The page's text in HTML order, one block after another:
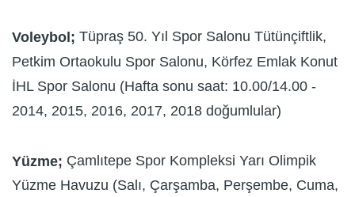
Voleybol; Tüpraş 50. Yıl Spor Salonu Tütünçiftlik,
Petkim Ortaokulu Spor Salonu, Körfez Emlak Konut
İHL Spor Salonu (Hafta sonu saat: 10.00/14.00 -
2014, 2015, 2016, 2017, 2018 doğumlular)
Yüzme; Çamlıtepe Spor Kompleksi Yarı Olimpik
Yüzme Havuzu (Salı, Çarşamba, Perşembe, Cuma,